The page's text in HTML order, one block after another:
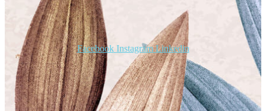
Facebook Instagram Linkedin